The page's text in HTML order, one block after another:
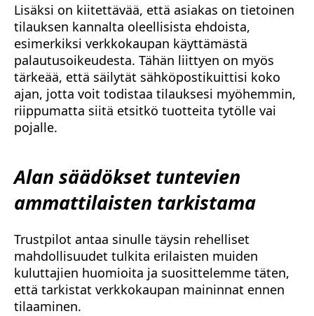
Lisäksi on kiitettävää, että asiakas on tietoinen
tilauksen kannalta oleellisista ehdoista,
esimerkiksi verkkokaupan käyttämästä
palautusoikeudesta. Tähän liittyen on myös
tärkeää, että säilytät sähköpostikuittisi koko
ajan, jotta voit todistaa tilauksesi myöhemmin,
riippumatta siitä etsitkö tuotteita tytölle vai
pojalle.
Alan säädökset tuntevien
ammattilaisten tarkistama
Trustpilot antaa sinulle täysin rehelliset
mahdollisuudet tulkita erilaisten muiden
kuluttajien huomioita ja suosittelemme täten,
että tarkistat verkkokaupan maininnat ennen
tilaaminen.